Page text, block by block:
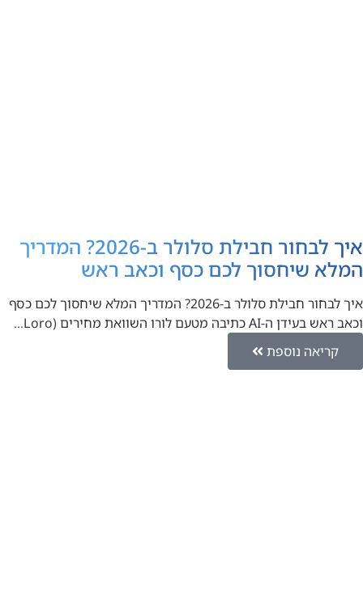
איך לבחור חבילת סלולר ב-2026? המדריך
המלא שיחסוך לכם כסף וכאב ראש
איך לבחור חבילת סלולר ב-2026? המדריך המלא שיחסוך לכם כסף
וכאב ראש בעידן ה-AI כתיבה מטעם לורו השוואת מחירים (Loro…
קריאה נוספת